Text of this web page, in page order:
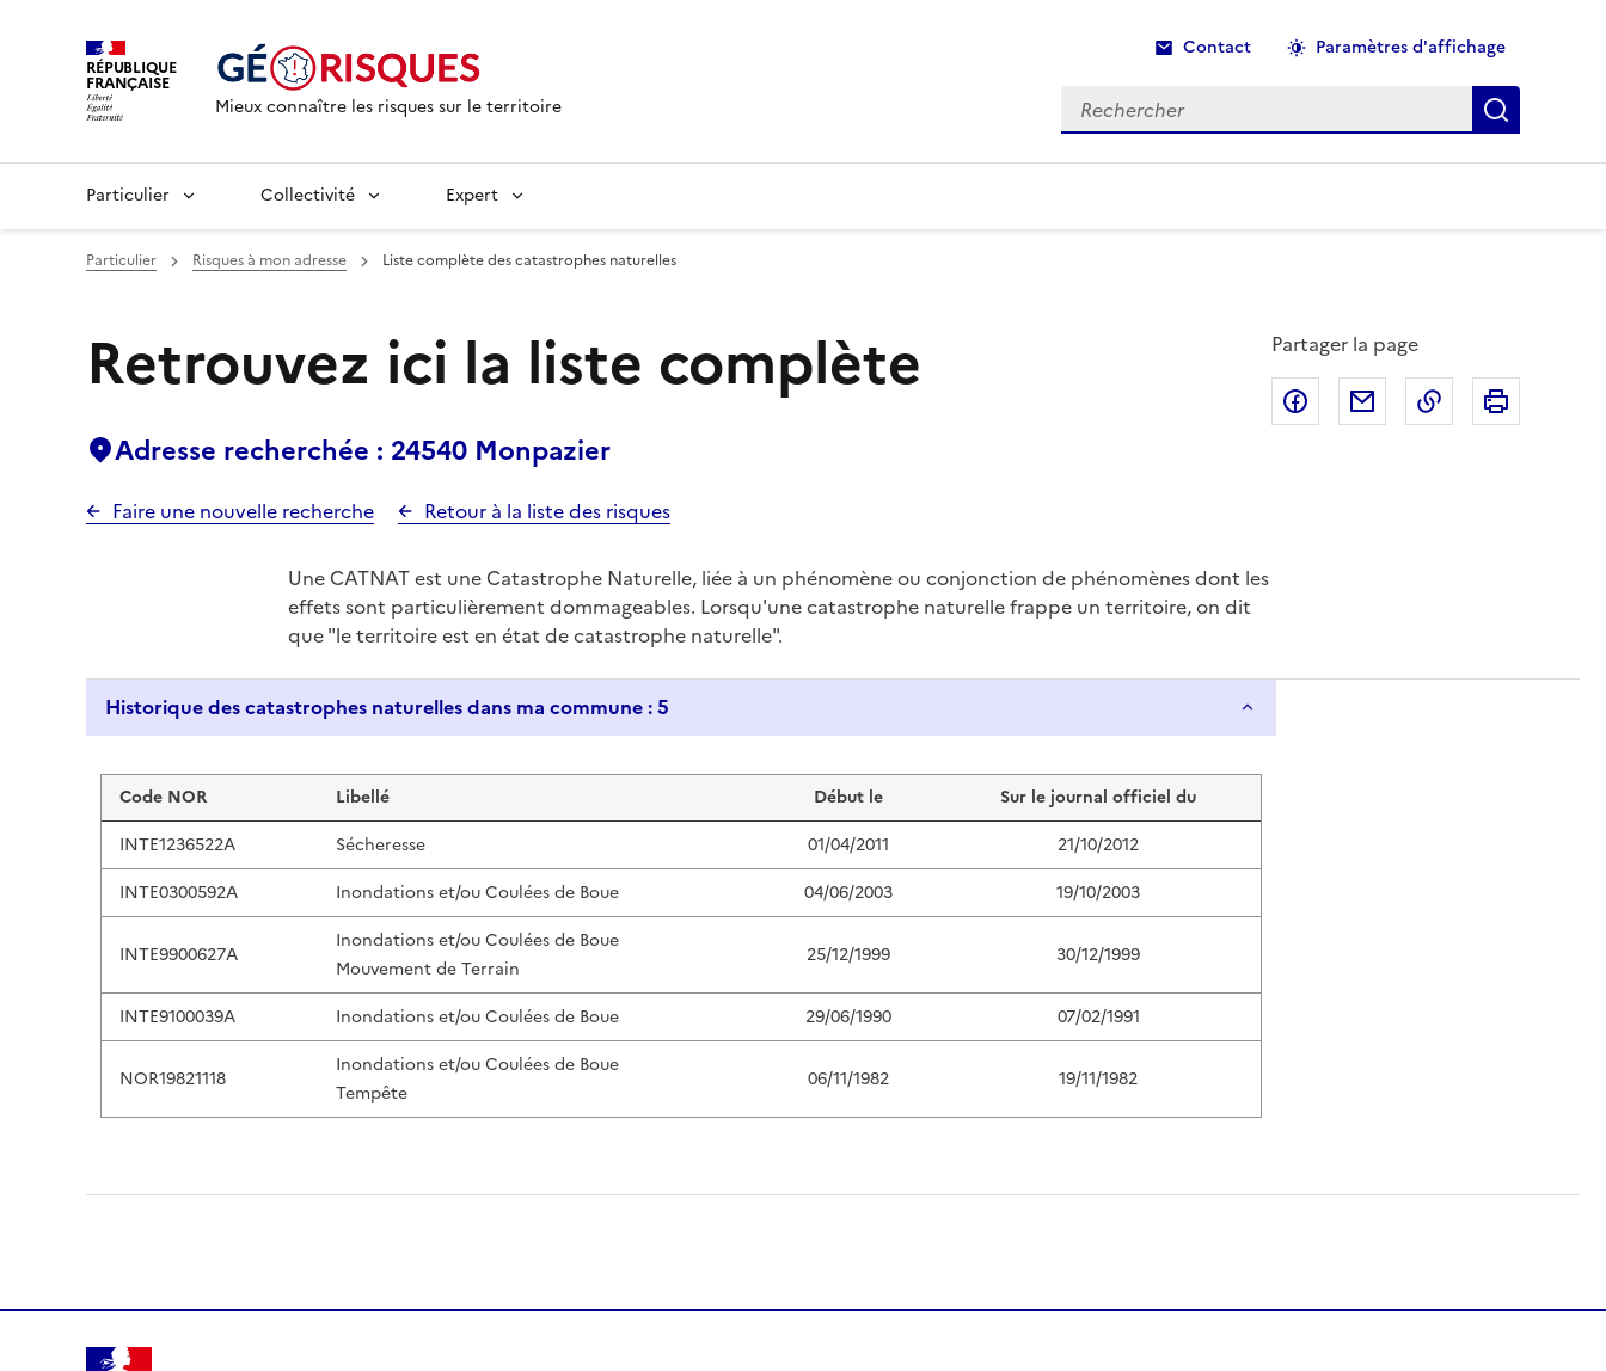
RÉPUBLIQUE
FRANÇAISE
Mieux connaître les risques sur le territoire
Contact Paramètres d'affichage
Rechercher
Recherche
Particulier Collectivité Expert
Particulier Risques à mon adresse Liste complète des catastrophes naturelles
Retrouvez ici la liste complète
Adresse recherchée : 24540 Monpazier
Faire une nouvelle recherche Retour à la liste des risques
Partager la page
Partager sur Facebook
Partager par email
Copier dans le
Une CATNAT est une Catastrophe Naturelle, liée à un phénomène ou conjonction de phénomènes dont les
effets sont particulièrement dommageables. Lorsqu'une catastrophe naturelle frappe un territoire, on dit
que "le territoire est en état de catastrophe naturelle".
Historique des catastrophes naturelles dans ma commune : 5
Liste de résultats
Code NOR Libellé Début le
Sur le journal officiel du
INTE1236522A
Sécheresse 01/04/2011
21/10/2012
INTE0300592A
Inondations et/ou Coulées de Boue 04/06/2003 19/10/2003
INTE9900627A
Inondations et/ou Coulées de Boue
Mouvement de Terrain
25/12/1999 30/12/1999
INTE9100039A Inondations et/ou Coulées de Boue 29/06/1990 07/02/1991
NOR19821118
Inondations et/ou Coulées de Boue
Tempête
06/11/1982 19/11/1982